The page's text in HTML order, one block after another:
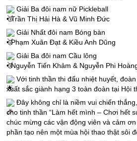
Giải Ba đôi nam nữ Pickleball
• Trần Thị Hải Hà & Vũ Minh Đức
Giải Nhất đôi nam Bóng bàn
• Phạm Xuân Đạt & Kiều Anh Dũng
Giải Ba đôi nam Cầu lông
• Nguyễn Tiến Khảm & Nguyễn Phi
Với tinh thần thi đấu nhiệt huyết,
xuất sắc giành hạng 3 toàn đoàn tại Hội
Đây không chỉ là niềm vui chiến
cho tinh thần “Làm hết mình – Chơi hết
chúc mừng các vận động viên và cảm
phần tạo nên một mùa hội thao thật sôi